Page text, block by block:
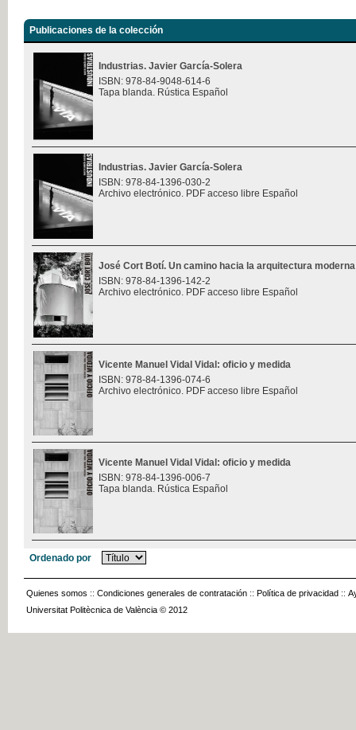
Publicaciones de la colección
Industrias. Javier García-Solera
ISBN: 978-84-9048-614-6
Tapa blanda. Rústica Español
Industrias. Javier García-Solera
ISBN: 978-84-1396-030-2
Archivo electrónico. PDF acceso libre Español
José Cort Botí. Un camino hacia la arquitectura moderna
ISBN: 978-84-1396-142-2
Archivo electrónico. PDF acceso libre Español
Vicente Manuel Vidal Vidal: oficio y medida
ISBN: 978-84-1396-074-6
Archivo electrónico. PDF acceso libre Español
Vicente Manuel Vidal Vidal: oficio y medida
ISBN: 978-84-1396-006-7
Tapa blanda. Rústica Español
Ordenado por
Quienes somos :: Condiciones generales de contratación :: Política de privacidad ::
Universitat Politècnica de València © 2012